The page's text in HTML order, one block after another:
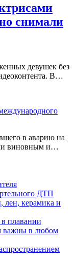
снимали
девушек без
В…
в аварию на
виновным и…
ДТП
лен, керамика и
плавании
важны в любом